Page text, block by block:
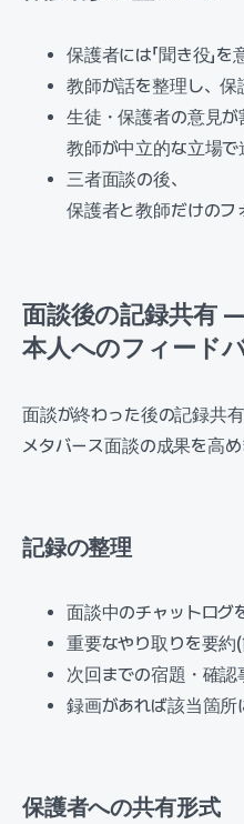
保護者には「聞き役」
教師が話を整理し、保
生徒・保護者の意見が
教師が中立的な立場で
三者面談の後、
保護者と教師だけのフ
面談後の記録共有
本人へのフィード
面談が終わった後の記録共有
メタバース面談の成果を高め
記録の整理
面談中のチャットログ
重要なやり取りを要
次回までの宿題・確認
録画があれば該当箇所
保護者への共有形式